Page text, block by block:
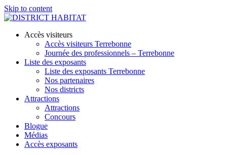
Skip to content
Accès visiteurs
Accès visiteurs Terrebonne
Journée des professionnels – Terrebonne
Liste des exposants
Liste des exposants Terrebonne
Nos partenaires
Nos districts
Attractions
Attractions
Concours
Blogue
Médias
Accès exposants